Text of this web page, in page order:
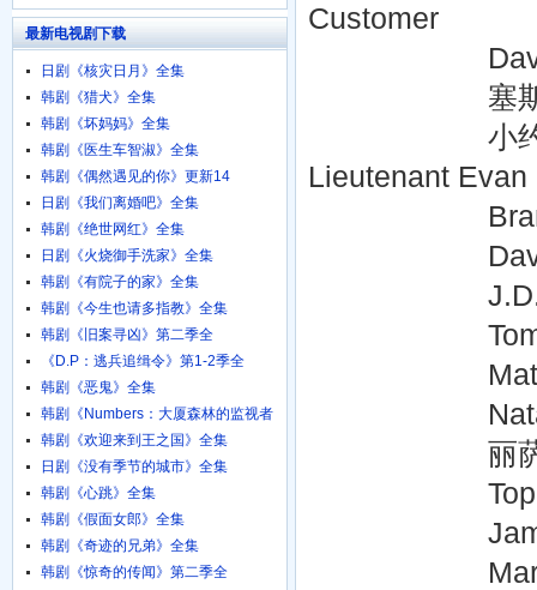
Customer
David
塞斯·盖
小约翰·加
Lieutenant Evan
Brandi
David
J.D.
Tom
Matt Lasky
Natacha
丽萨·罗唐
Topher
Jamie
Mark
最新电视剧下载
日剧《核灾日月》全集
韩剧《猎犬》全集
韩剧《坏妈妈》全集
韩剧《医生车智淑》全集
韩剧《偶然遇见的你》更新14
日剧《我们离婚吧》全集
韩剧《绝世网红》全集
日剧《火烧御手洗家》全集
韩剧《有院子的家》全集
韩剧《今生也请多指教》全集
韩剧《旧案寻凶》第二季全
《D.P：逃兵追缉令》第1-2季全
韩剧《恶鬼》全集
韩剧《Numbers：大厦森林的监视者
们》全集
韩剧《欢迎来到王之国》全集
日剧《没有季节的城市》全集
韩剧《心跳》全集
韩剧《假面女郎》全集
韩剧《奇迹的兄弟》全集
韩剧《惊奇的传闻》第二季全